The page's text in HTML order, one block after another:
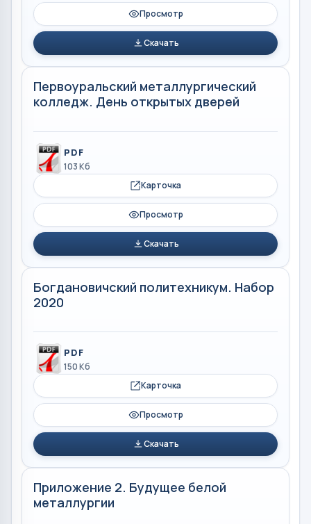
Просмотр
Скачать
Первоуральский металлургический
колледж. День открытых дверей
PDF
103 Кб
Карточка
Просмотр
Скачать
Богдановичский политехникум. Набор
2020
PDF
150 Кб
Карточка
Просмотр
Скачать
Приложение 2. Будущее белой
металлургии